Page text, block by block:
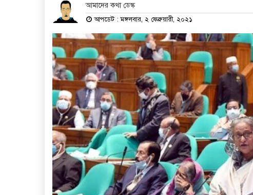
আমাদের কথা ডেস্ক
আপডেট : মঙ্গলবার, ২ ফেব্রুয়ারী, ২০২১